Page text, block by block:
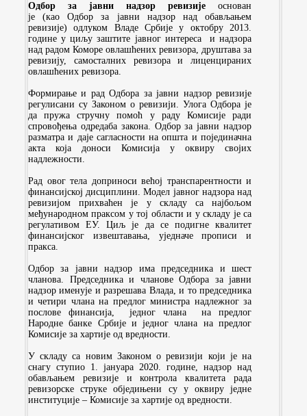
Одбор за јавни надзор ревизије
основан
је (каоОдбор за јавни надзор над обављањем
ревизије) одлуком Владе Србије у октобру 2013.
године у циљу заштите јавног интереса и надзора
над радом Коморе овлашћених ревизора, друштава за
ревизију, самосталних ревизора и лиценцираних
овлашћених ревизора.
Формирање и рад Одбора за јавни надзор ревизије
регулисани су Законом о ревизији. Улога Одбора је
дапружа стручну помоћ у раду Комисије ради
спровођења одредаба закона. Одбор за јавни надзор
разматра и даје сагласности на општа и појединачна
акта која доноси Комисија у оквиру својих
надлежности.
Рад овог тела доприноси већој транспарентности и
финансијској дисциплини. Модел јавног надзора над
ревизијом прихваћен је у складу са најбољом
међународном праксом у тој области и у складу је са
регулативом ЕУ. Циљ је да се подигне квалитет
финансијског извештавања, уједначе прописи и
пракса.
Одбор за јавни надзор има председника и шест
чланова. Председника и чланове Одбора за јавни
надзор именује и разрешава Влада, и то председника
и четири члана на предлог министра надлежног за
послове финансија, једног члана на предлог
Народне банке Србије и једног члана на предлог
Комисије за хартије од вредности.
У складу са новим Законом о ревизији који је на
снагу ступио 1. јануара 2020. године, надзор над
обављањем ревизије и контрола квалитета рада
ревизорске струке обједињени су у оквиру једне
институције – Комисије за хартије од вредности.